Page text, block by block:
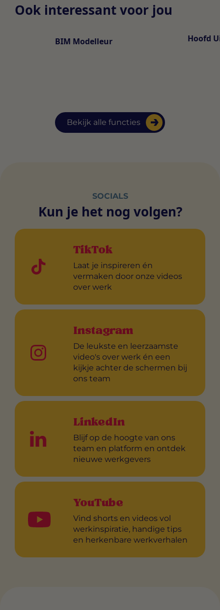
Ook interessant voor jou
Bekijk alle functies
BIM Modelleur Hoofd
SOCIALS
Kun je het nog volgen?
TikTok
Laat je inspireren én
vermaken door onze videos
over werk
Instagram
De leukste en leerzaamste
video's over werk én een
kijkje achter de schermen bij
ons team
LinkedIn
Blijf op de hoogte van ons
team en platform en ontdek
nieuwe werkgevers
YouTube
Vind shorts en videos vol
werkinspiratie, handige tips
en herkenbare werkverhalen